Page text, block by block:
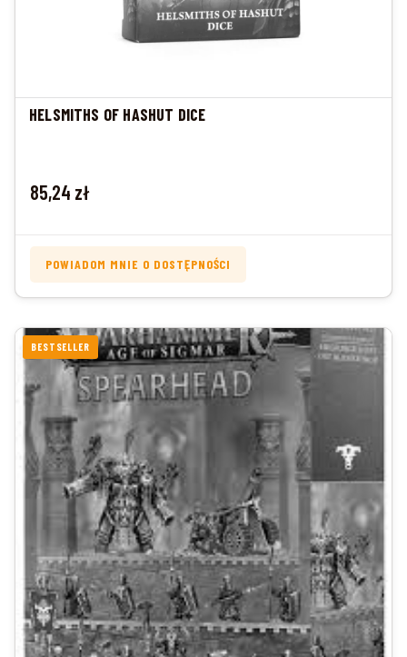
HELSMITHS OF HASHUT DICE
Cena
85,24 zł
POWIADOM MNIE O DOSTĘPNOŚCI
BESTSELLER